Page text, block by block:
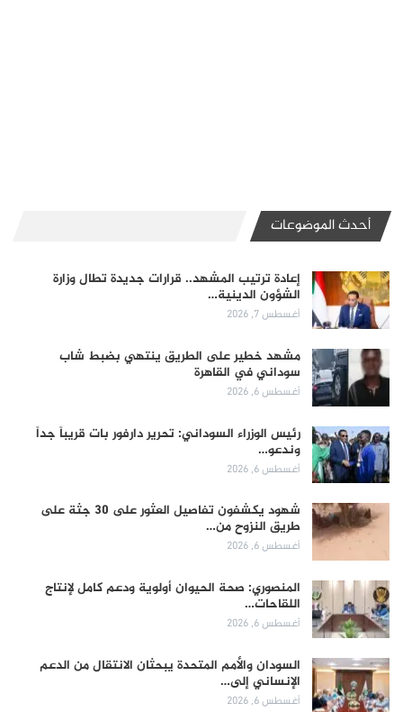
أحدث الموضوعات
إعادة ترتيب المشهد.. قرارات جديدة تطال وزارة
الشؤون الدينية…
أغسطس 7, 2026
مشهد خطير على الطريق ينتهي بضبط شاب
سوداني في القاهرة
أغسطس 6, 2026
رئيس الوزراء السوداني: تحرير دارفور بات قريباً جداً
وندعو…
أغسطس 6, 2026
شهود يكشفون تفاصيل العثور على 30 جثة على
طريق النزوح من…
أغسطس 6, 2026
المنصوري: صحة الحيوان أولوية ودعم كامل لإنتاج
اللقاحات…
أغسطس 6, 2026
السودان والأمم المتحدة يبحثان الانتقال من الدعم
الإنساني إلى…
أغسطس 6, 2026